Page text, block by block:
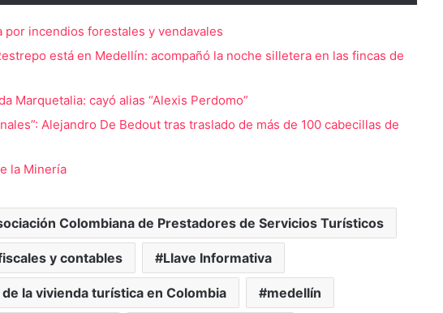
por incendios forestales y vendavales
está en Medellín: acompañó la noche silletera en las fincas de
Marquetalia: cayó alias “Alexis Perdomo”
Alejandro De Bedout tras traslado de más de 100 cabecillas de
la Minería
Colombiana de Prestadores de Servicios Turísticos
y contables Llave Informativa
la vivienda turística en Colombia medellín